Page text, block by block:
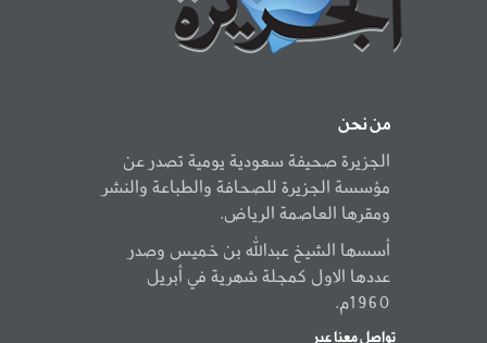
من نحن
الجزيرة صحيفة سعودية يومية تصدر عن
مؤسسة الجزيرة للصحافة والطباعة والنشر
ومقرها العاصمة الرياض.
أسسها الشيخ عبدالله بن خميس وصدر
عددها الاول كمجلة شهرية في أبريل
1960م.
تواصل معنا عبر